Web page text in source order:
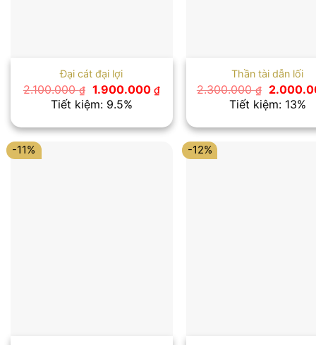
Đại cát đại lợi
2.100.000₫ Giá
gốc
là:
1.900.000 ₫Giá
hiện
là:
1.900.000 ₫.
Tiết kiệm: 9.5%
Thần tài dẫn lối
2.300.000₫
Giá
gốc
là:
Tiết kiệm: 13%
-11% -12%